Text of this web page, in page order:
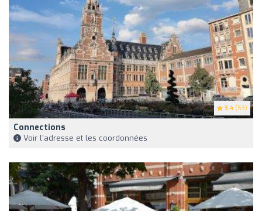
3.4 (53)
Connections
Voir l'adresse et les coordonnées